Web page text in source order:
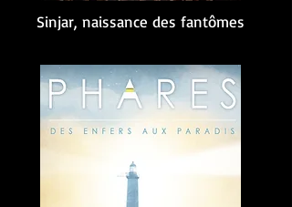
Sinjar, naissance des fantômes